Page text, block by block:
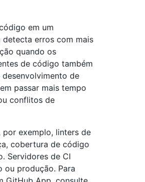
em um
erros com mais
quando os
de código também
de
passar mais tempo
conflitos de
exemplo, linters de
cobertura de código
Servidores de CI
ou produção. Para